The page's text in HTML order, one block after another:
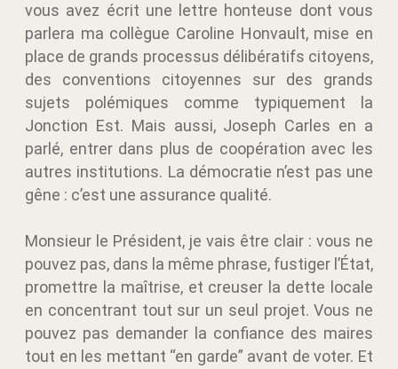
vous avez écrit une lettre honteuse dont vous
parlera ma collègue Caroline Honvault, mise en
place de grands processus délibératifs citoyens,
des conventions citoyennes sur des grands
sujets polémiques comme typiquement la
Jonction Est. Mais aussi, Joseph Carles en a
parlé, entrer dans plus de coopération avec les
autres institutions. La démocratie n’est pas une
gêne : c’est une assurance qualité.
Monsieur le Président, je vais être clair : vous ne
pouvez pas, dans la même phrase, fustiger l’État,
promettre la maîtrise, et creuser la dette locale
en concentrant tout sur un seul projet. Vous ne
pouvez pas demander la confiance des maires
tout en les mettant “en garde” avant de voter. Et